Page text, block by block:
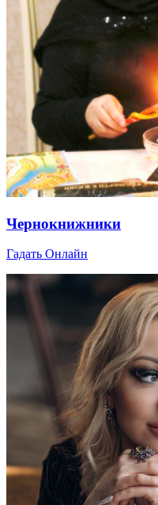
Чернокнижники
Гадать Онлайн